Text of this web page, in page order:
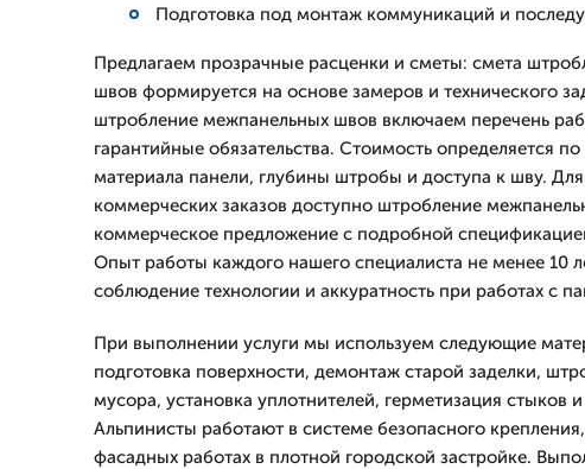
Подготовка под монтаж коммуникаций и
Предлагаем прозрачные расценки и сметы: смета
швов формируется на основе замеров и технического
штробление межпанельных швов включаем перечень
гарантийные обязательства. Стоимость определяется
материала панели, глубины штробы и доступа к шву.
коммерческих заказов доступно штробление
коммерческое предложение с подробной
Опыт работы каждого нашего специалиста не менее 10
соблюдение технологии и аккуратность при работах с
При выполнении услуги мы используем следующие
подготовка поверхности, демонтаж старой заделки,
мусора, установка уплотнителей, герметизация стыков
Альпинисты работают в системе безопасного
фасадных работах в плотной городской застройке.